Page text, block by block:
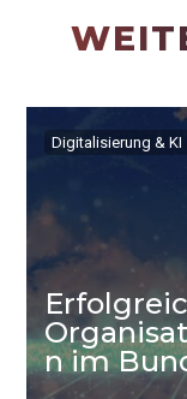
Digitalisierung & KI
n im